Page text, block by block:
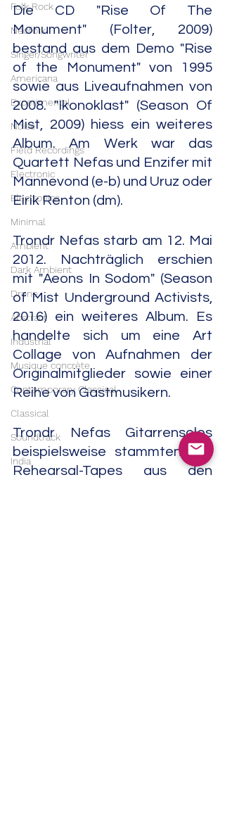
Folk Rock
Neofolk
Singer/Songwriter
Americana
Experimental
Noise
Field Recordings
Electronic
Electronica
Minimal
Ambient
Dark Ambient
Drone
Abstract
Industrial
Musique concrète
Contemporary Classical
Classical
Soundtrack
India
Die CD "Rise Of The
Monument" (Folter, 2009)
bestand aus dem Demo "Rise
of the Monument" von 1995
sowie aus Liveaufnahmen von
2008. "Ikonoklast" (Season Of
Mist, 2009) hiess ein weiteres
Album. Am Werk war das
Quartett Nefas und Enzifer mit
Mannevond (e-b) und Uruz oder
Eirik Renton (dm).
Trondr Nefas starb am 12. Mai
2012. Nachträglich erschien
mit "Aeons In Sodom" (Season
of Mist Underground Activists,
2016) ein weiteres Album. Es
handelte sich um eine Art
Collage von Aufnahmen der
Originalmitglieder sowie einer
Reihe von Gastmusikern.
Trondr Nefas Gitarrensolos
beispielsweise stammten von
Rehearsal-Tapes aus den